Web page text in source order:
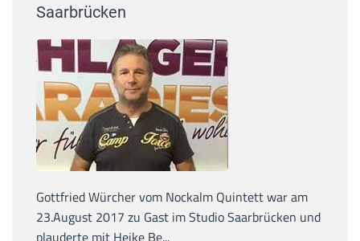
Saarbrücken
Gottfried Würcher vom Nockalm Quintett war am
23.August 2017 zu Gast im Studio Saarbrücken und
plauderte mit Heike Be...